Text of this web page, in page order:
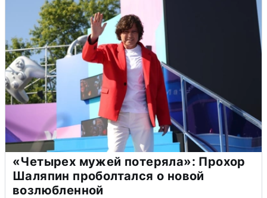
«Четырех мужей потеряла»: Прохор
Шаляпин проболтался о новой
возлюбленной